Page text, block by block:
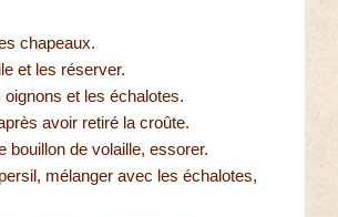
chapeaux.
et les réserver.
oignons et les échalotes.
avoir retiré la croûte.
bouillon de volaille, essorer.
mélanger avec les échalotes,